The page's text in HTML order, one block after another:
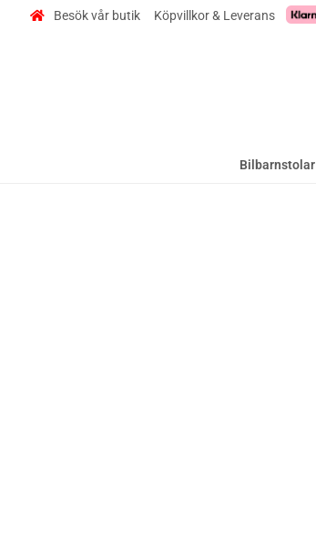
Besök vår butik Köpvillkor & Leverans
Bilbarnstolar